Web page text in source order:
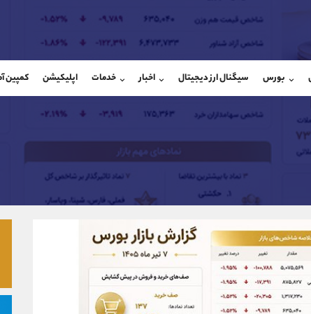
بورس سیگنال ارز دیجیتال اخبار خدمات اپلیکیشن کمپین
104
شروع
داخلی